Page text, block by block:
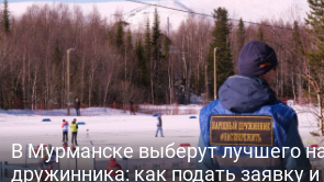
В Мурманске выберут лучшего
дружинника: как подать заявку и